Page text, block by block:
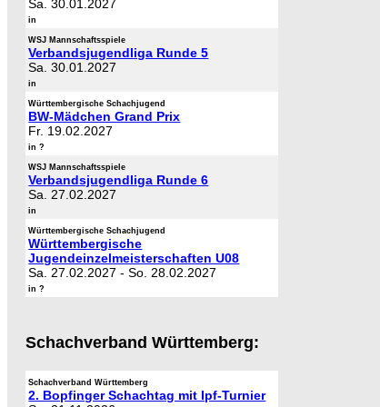
Sa. 30.01.2027
in
WSJ Mannschaftsspiele
Verbandsjugendliga Runde 5
Sa. 30.01.2027
in
Württembergische Schachjugend
BW-Mädchen Grand Prix
Fr. 19.02.2027
in ?
WSJ Mannschaftsspiele
Verbandsjugendliga Runde 6
Sa. 27.02.2027
in
Württembergische Schachjugend
Württembergische
Jugendeinzelmeisterschaften U08
Sa. 27.02.2027 -So. 28.02.2027
in ?
Schachverband Württemberg:
Schachverband Württemberg
2. Bopfinger Schachtag mit Ipf-Turnier